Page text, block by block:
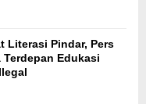
Literasi Pindar, Pers
Edukasi